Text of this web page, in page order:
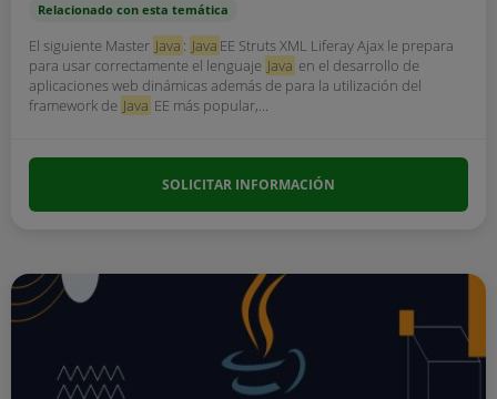
Relacionado con esta temática
El siguiente Master Java : Java EE Struts XML Liferay Ajax le prepara
para usar correctamente el lenguaje Java en el desarrollo de
aplicaciones web dinámicas además de para la utilización del
framework de Java EE más popular,...
SOLICITAR INFORMACIÓN